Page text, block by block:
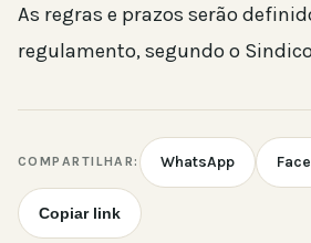
As regras e prazos serão
regulamento, segundo o
COMPARTILHAR: WhatsApp
Copiar link